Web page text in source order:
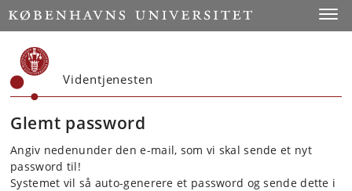
Start
Videntjenesten
Glemt password
Angiv nedenunder den e-mail, som vi skal sende et nyt
password til!
Systemet vil så auto-generere et password og sende dette i